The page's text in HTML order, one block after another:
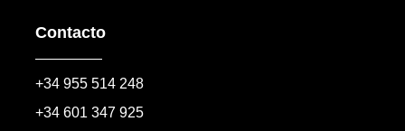
Contacto
+34 955 514 248
+34 601 347 925